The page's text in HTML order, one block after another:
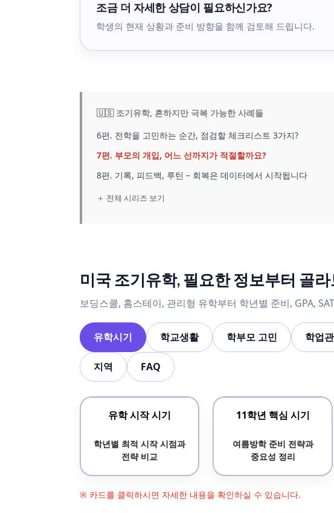
조금 더 자세한 상담이 필요하신가요?
학생의 현재 상황과 준비 방향을 함께 검토해 드립니다.
🇺🇸 조기유학, 흔하지만 극복 가능한 사례들
6편. 전학을 고민하는 순간, 점검할 체크리스트 3가지?
7편. 부모의 개입, 어느 선까지가 적절할까요?
8편. 기록, 피드백, 루틴 – 회복은 데이터에서 시작됩니다
＋ 전체 시리즈 보기
미국 조기유학, 필요한 정보부터 골
보딩스쿨, 홈스테이, 관리형 유학부터 학년별 준비, GPA,
유학시기 학교생활 학부모 고민 학업
지역 FAQ
유학 시작 시기
학년별 최적 시작 시점과
전략 비교
11학년 핵심 시기
여름방학 준비 전략과
중요성 정리
※ 카드를 클릭하시면 자세한 내용을 확인하실 수 있습니다.